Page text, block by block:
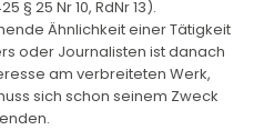
§ 25 Nr 10, RdNr 13).
Ähnlichkeit einer Tätigkeit
oder Journalisten ist danach
am verbreiteten Werk,
sich schon seinem Zweck